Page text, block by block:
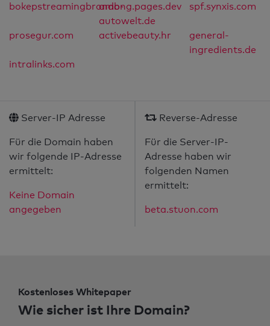
bokepstreamingbrondong.pages.dev
amb-
autowelt.de
spf.synxis.com
prosegur.com activebeauty.hr
general-
ingredients.de
intralinks.com
Server-IP Adresse
Für die Domain haben
wir folgende IP-Adresse
ermittelt:
Keine Domain
angegeben
Reverse-Adresse
Für die Server-IP-
Adresse haben wir
folgenden Namen
ermittelt:
beta.stuon.com
Kostenloses Whitepaper
Wie sicher ist Ihre Domain?